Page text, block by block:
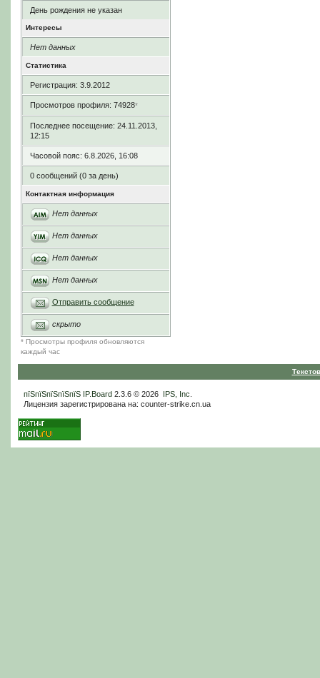
День рождения не указан
Интересы
Нет данных
Статистика
Регистрация: 3.9.2012
Просмотров профиля: 74928*
Последнее посещение: 24.11.2013,
12:15
Часовой пояс: 6.8.2026, 16:08
0 сообщений (0 за день)
Контактная информация
Нет данных
Нет данных
Нет данных
Нет данных
Отправить сообщение
скрыто
* Просмотры профиля обновляются
каждый час
пїЅпїЅпїЅпїЅпїЅ IP.Board2.3.6 © 2026 IPS, Inc
Лицензия зарегистрирована на: counter-strike.cn.ua